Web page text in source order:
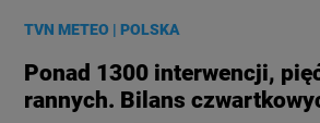
TVN METEO |POLSKA
Ponad 1300 interwencji,
rannych. Bilans